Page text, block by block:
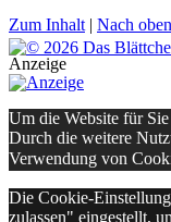
Zum Inhalt | Nach oben
Anzeige
Um die Website für
Durch die weitere
Verwendung von
Die Cookie-
zulassen" eingestellt,